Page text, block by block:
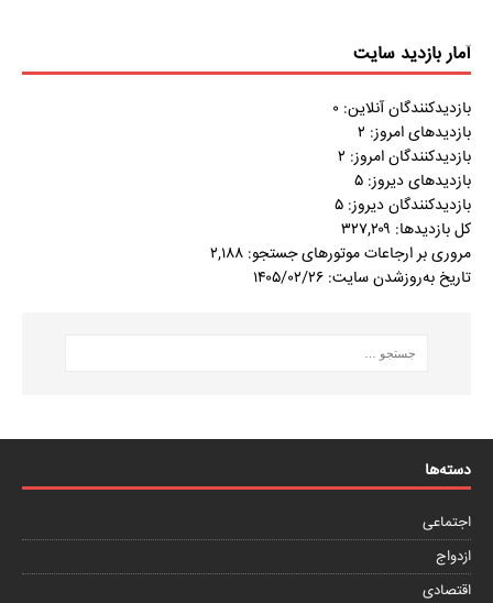
آمار بازدید سایت
بازدیدکنندگان آنلاین: ۰
بازدیدهای امروز: ۲
بازدیدکنندگان امروز: ۲
بازدیدهای دیروز: ۵
بازدیدکنندگان دیروز: ۵
کل بازدیدها: ۳۲۷,۲۰۹
مروری بر ارجاعات موتورهای جستجو: ۲,۱۸۸
تاریخ به‌روزشدن سایت: ۱۴۰۵/۰۲/۲۶
دسته‌ها
اجتماعی
ازدواج
اقتصادی